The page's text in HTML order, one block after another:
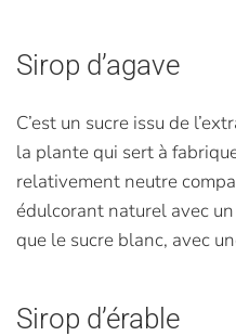
Sirop d’agave
C’est un sucre issu de
la plante qui sert à
relativement neutre
édulcorant naturel avec
que le sucre blanc, avec
Sirop d’érable